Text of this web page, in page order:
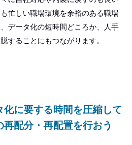
忙しい職場環境を余裕のある職場
データ化の短時間どころか、人手
することにもつながります。
化に要する時間を圧縮して
配分・再配置を行おう